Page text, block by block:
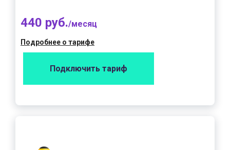
440 руб./месяц
Подробнее о тарифе
Подключить тариф